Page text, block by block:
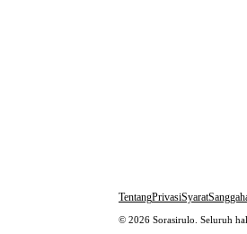
TentangPrivasiSyarat
© 2026 Sorasirulo. Seluruh